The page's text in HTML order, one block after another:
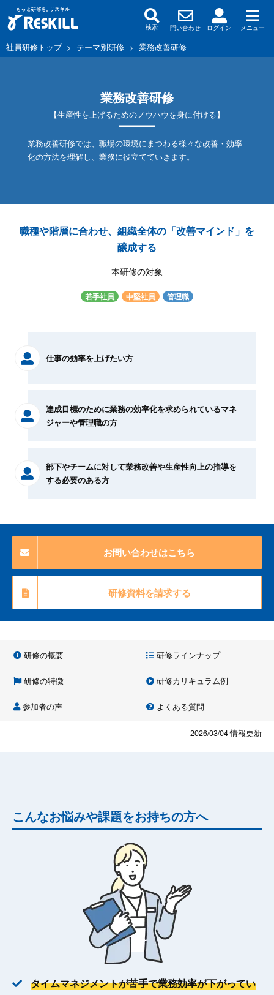
検索 問い合わせ ログイン メニュー
社員研修トップ> テーマ別研修 > 業務改善研修
業務改善研修
【生産性を上げるためのノウハウを身に付ける】
業務改善研修では、職場の環境にまつわる様々な改善・効率
化の方法を理解し、業務に役立てていきます。
職種や階層に合わせ、組織全体の「改善マインド」を
醸成する
本研修の対象
若手社員 中堅社員 管理職
仕事の効率を上げたい方
達成目標のために業務の効率化を求められているマネ
ジャーや管理職の方
部下やチームに対して業務改善や生産性向上の指導を
する必要のある方
お問い合わせはこちら
研修資料を請求する
研修の概要 研修ラインナップ
研修の特徴 研修カリキュラム例
参加者の声 よくある質問
2026/03/04情報更新
こんなお悩みや課題をお持ちの方へ
タイムマネジメントが苦手で業務効率が下がってい